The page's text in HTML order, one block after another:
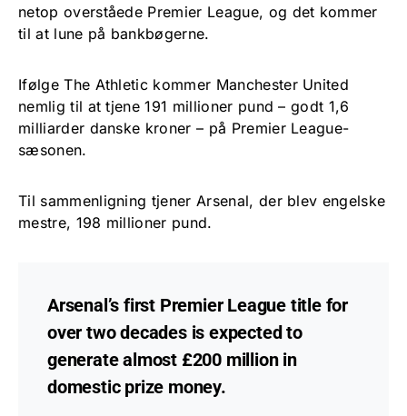
netop overståede Premier League, og det kommer
til at lune på bankbøgerne.
Ifølge The Athletic kommer Manchester United
nemlig til at tjene 191 millioner pund – godt 1,6
milliarder danske kroner – på Premier League-
sæsonen.
Til sammenligning tjener Arsenal, der blev engelske
mestre, 198 millioner pund.
Arsenal’s first Premier League title for
over two decades is expected to
generate almost £200 million in
domestic prize money.